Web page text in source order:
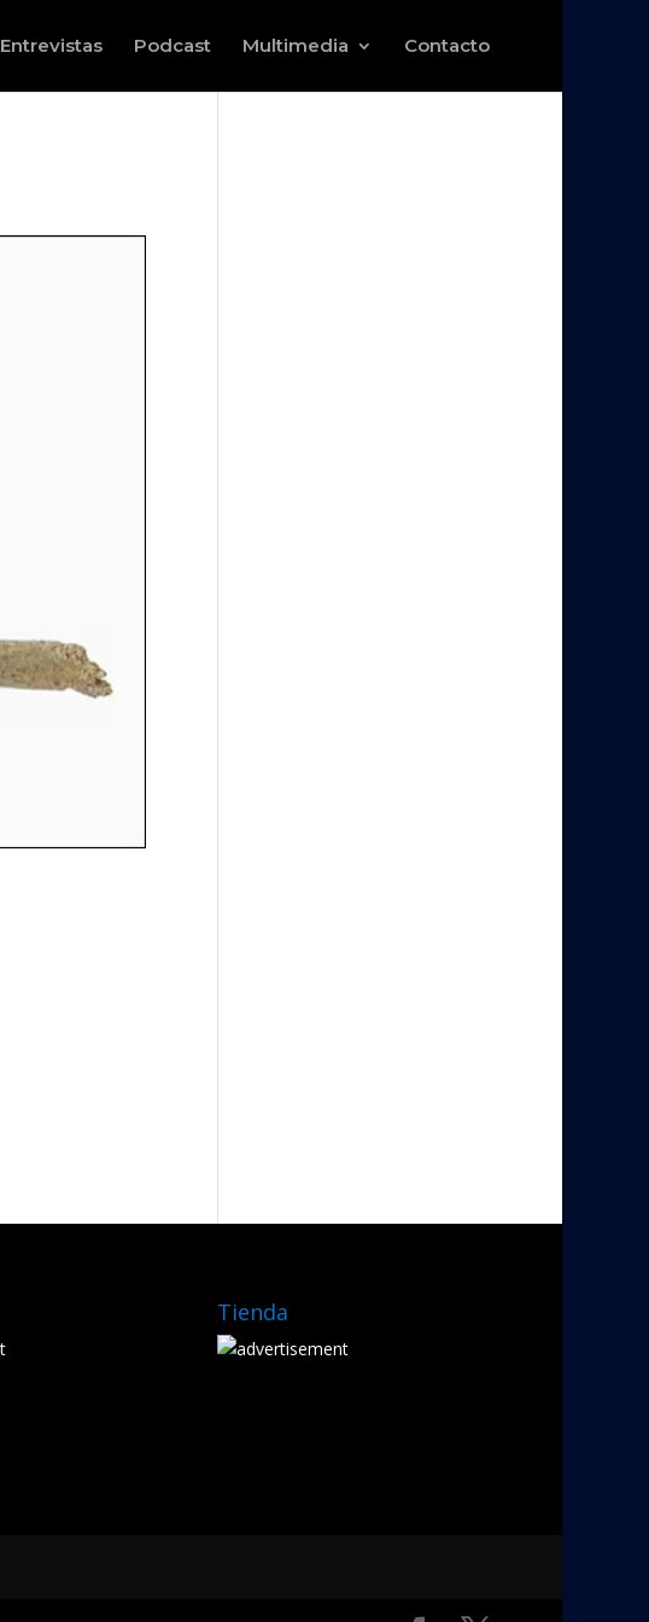
Entrevistas Podcast Multimedia Contacto
Tienda